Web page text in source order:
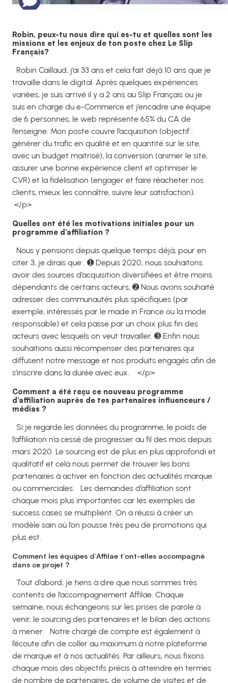
Robin, peux-tu nous dire qui es-tu et quelles sont les
missions et les enjeux de ton poste chez Le Slip
Français?
Robin Caillaud, j’ai 33 ans et cela fait déjà 10 ans que je
travaille dans le digital. Après quelques expériences
variées, je suis arrivé il y a 2 ans au Slip Français ou je
suis en charge du e-Commerce et j’encadre une équipe
de 6 personnes, le web représente 65% du CA de
l’enseigne. Mon poste couvre l’acquisition (objectif :
générer du trafic en qualité et en quantité sur le site,
avec un budget maitrisé), la conversion (animer le site,
assurer une bonne expérience client et optimiser le
CVR) et la fidélisation (engager et faire réacheter nos
clients, mieux les connaître, suivre leur satisfaction).
</p>
Quelles ont été les motivations initiales pour un
programme d’affiliation ?
Nous y pensions depuis quelque temps déjà, pour en
citer 3, je dirais que : ➊ Depuis 2020, nous souhaitons
avoir des sources d’acquisition diversifiées et être moins
dépendants de certains acteurs, ➋ Nous avons souhaité
adresser des communautés plus spécifiques (par
exemple, intéressés par le made in France ou la mode
responsable) et cela passe par un choix plus fin des
acteurs avec lesquels on veut travailler. ➌ Enfin nous
souhaitions aussi récompenser des partenaires qui
diffusent notre message et nos produits engagés afin de
s’inscrire dans la durée avec eux.
</p>
Comment a été reçu ce nouveau programme
d’affiliation auprès de tes partenaires influenceurs /
médias ?
Si je regarde les données du programme, le poids de
l’affiliation n’a cessé de progresser au fil des mois depuis
mars 2020. Le sourcing est de plus en plus approfondi et
qualitatif et cela nous permet de trouver les bons
partenaires à activer en fonction des actualités marque
ou commerciales. Les demandes d’affiliation sont
chaque mois plus importantes car les exemples de
success cases se multiplient. On a réussi à créer un
modèle sain où l’on pousse très peu de promotions qui
plus est.
Comment les équipes d’Affilae t’ont-elles accompagné
dans ce projet ?
Tout d’abord, je tiens à dire que nous sommes très
contents de l’accompagnement Affilae. Chaque
semaine, nous échangeons sur les prises de parole à
venir, le sourcing des partenaires et le bilan des actions
à mener. Notre chargé de compte est également à
l’écoute afin de coller au maximum à notre plateforme
de marque et à nos actualités. Par ailleurs, nous fixons
chaque mois des objectifs précis à atteindre en termes
de nombre de partenaires, de volume de visites et de